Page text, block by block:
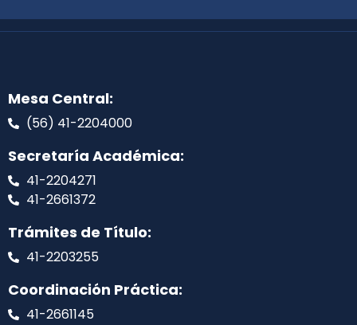
Mesa Central:
(56) 41-2204000
Secretaría Académica:
41-2204271
41-2661372
Trámites de Título:
41-2203255
Coordinación Práctica:
41-2661145